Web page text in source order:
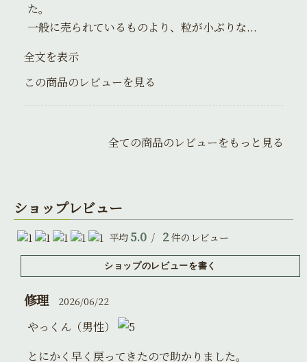
た。
一般に売られているものより、粒が小ぶりな...
全文を表示
この商品のレビューを見る
全ての商品のレビューをもっと見る
ショップレビュー
平均 5.0 / 2件のレビュー
修理 2026/06/22
やっくん（男性）
とにかく早く戻ってきたので助かりました。